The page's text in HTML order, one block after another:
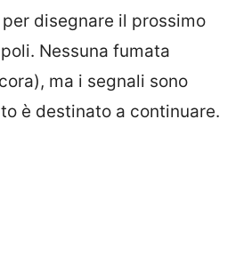
disegnare il prossimo
Nessuna fumata
ma i segnali sono
è destinato a continuare.